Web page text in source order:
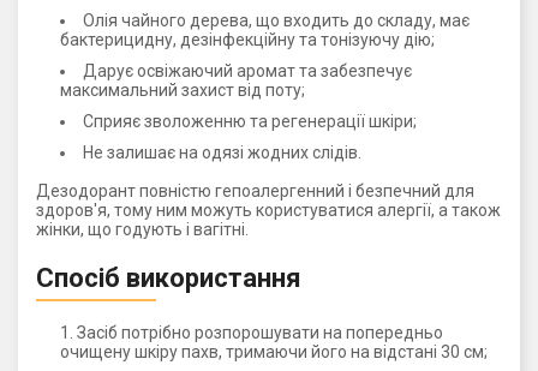
Олія чайного дерева, що входить до складу, має
бактерицидну, дезінфекційну та тонізуючу дію;
Дарує освіжаючий аромат та забезпечує
максимальний захист від поту;
Сприяє зволоженню та регенерації шкіри;
Не залишає на одязі жодних слідів.
Дезодорант повністю гепоалергенний і безпечний для
здоров'я, тому ним можуть користуватися алергії, а також
жінки, що годують і вагітні.
Спосіб використання
Засіб потрібно розпорошувати на попередньо
очищену шкіру пахв, тримаючи його на відстані 30 см;